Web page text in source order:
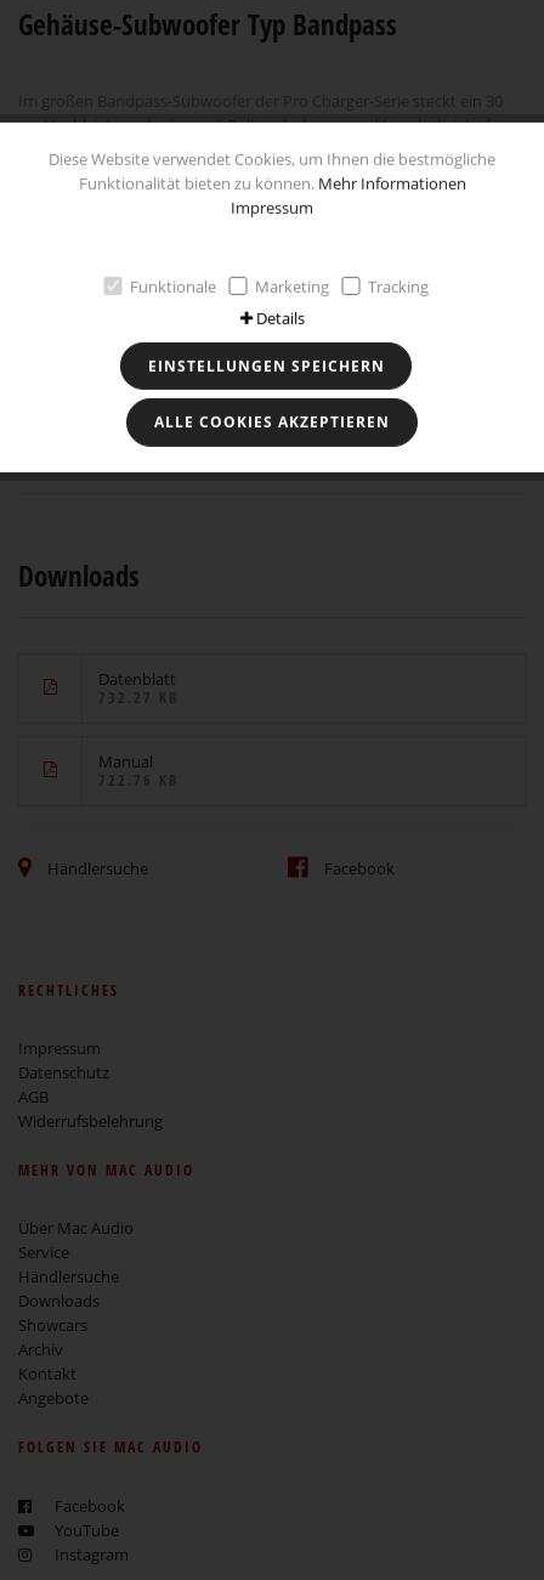
Gehäuse-Subwoofer Typ Bandpass
cm Hochleistungstreiber mit Polkernbohrung und Langhubsicke für
enormen Tiefgang und satte Power. Ein 44 oz Hochleistungsmagnet
sorgt für angemessenen Antrieb. Der verstärkte Stahlkorb mit
sorgt für geringe Resonanzen und erhöht die Belastbarkeit. Dank der
Technische Daten
Besonderheiten
Downloads
Datenblatt
Manual
Händlersuche Facebook
RECHTLICHES
Impressum
Datenschutz
AGB
Widerrufsbelehrung
MEHR VON MAC AUDIO
Über Mac Audio
Service
Händlersuche
Downloads
Showcars
Archiv
Kontakt
Angebote
FOLGEN SIE MAC AUDIO
Facebook
YouTube
Instagram
Diese Website verwendet Cookies, um Ihnen die bestmögliche
Funktionalität bieten zu können. Mehr Informationen
Impressum
Funktionale Marketing
Tracking
Details
EINSTELLUNGEN SPEICHERN
ALLE COOKIES AKZEPTIEREN